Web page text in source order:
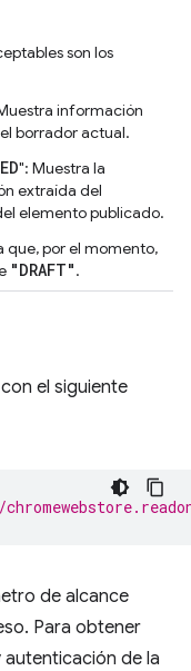
son los
información
borrador actual.
": Muestra la
extraída del
elemento publicado.
que, por el momento,
"DRAFT".
el siguiente
de alcance
Para obtener
de la